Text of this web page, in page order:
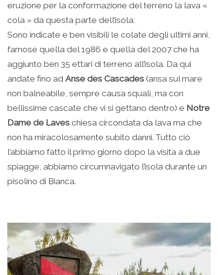
eruzione per la conformazione del terreno la lava «
cola » da questa parte dell’isola.
Sono indicate e ben visibili le colate degli ultimi anni,
famose quella del 1986 e quella del 2007 che ha
aggiunto ben 35 ettari di terreno all’isola. Da qui
andate fino ad Anse des Cascades (ansa sul mare
non balneabile, sempre causa squali, ma con
bellissime cascate che vi si gettano dentro) e Notre
Dame de Laves chiesa circondata da lava ma che
non ha miracolosamente subito danni. Tutto ciò
l’abbiamo fatto il primo giorno dopo la visita a due
spiagge, abbiamo circumnavigato l’isola durante un
pisolino di Bianca.